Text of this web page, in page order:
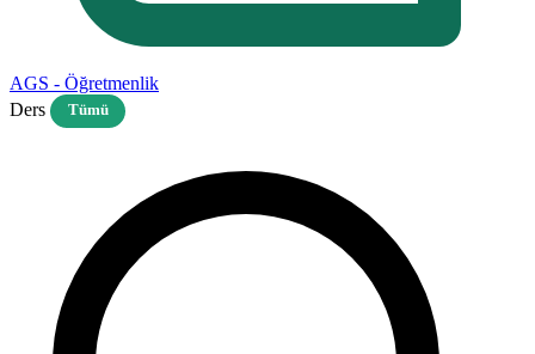
AGS - Öğretmenlik
Ders
Tümü